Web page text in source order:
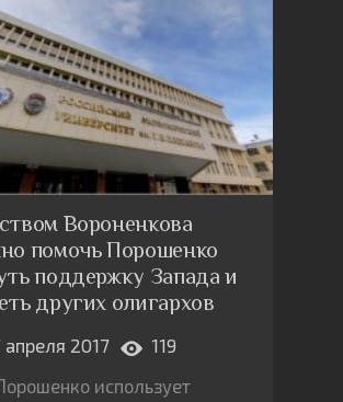
президента и ситуацию в
США
Вороненкова
помочь Порошенко
поддержку Запада и
других олигархов
апреля 2017
119
использует